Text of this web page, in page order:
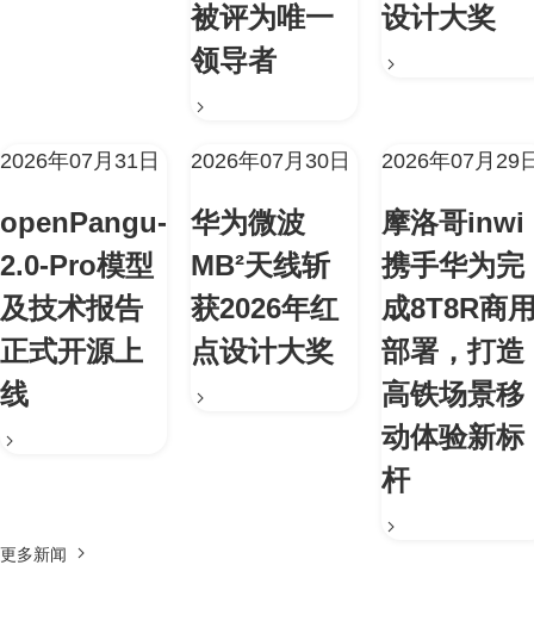
被评为唯一
领导者
设计大奖
2026年07月31日
openPangu-
2.0-Pro模型
及技术报告
正式开源上
线
2026年07月30日
华为微波
MB²天线斩
获2026年红
点设计大奖
2026年07月29
摩洛哥inwi
携手华为完
成8T8R商
部署，打造
高铁场景移
动体验新标
杆
更多新闻